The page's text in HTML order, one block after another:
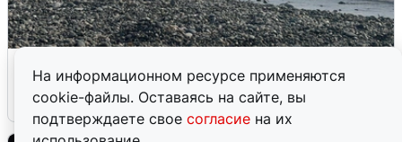
На информационном ресурсе применяются
cookie-файлы. Оставаясь на сайте, вы
подтверждаете свое согласие на их
6 августа 0